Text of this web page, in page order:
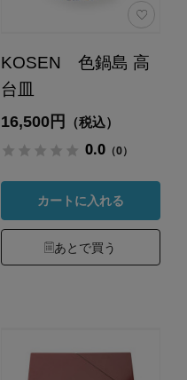
KOSEN 色鍋島 高
台皿
16,500円 （税込）
0.0（0）
カートに入れる
あとで買う